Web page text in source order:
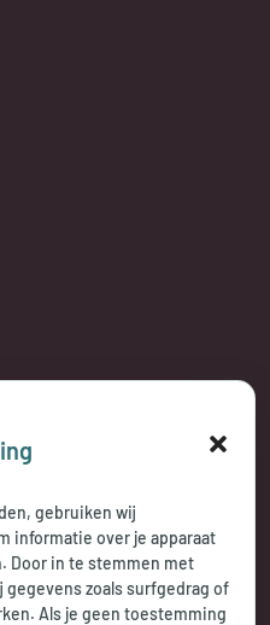
gebruiken wij
informatie over je apparaat
Door in te stemmen met
zoals surfgedrag of
Als je geen toestemming